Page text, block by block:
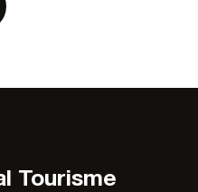
Tourisme